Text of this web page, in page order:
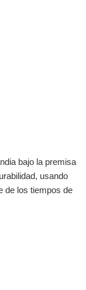
bajo la premisa
usando
de los tiempos de